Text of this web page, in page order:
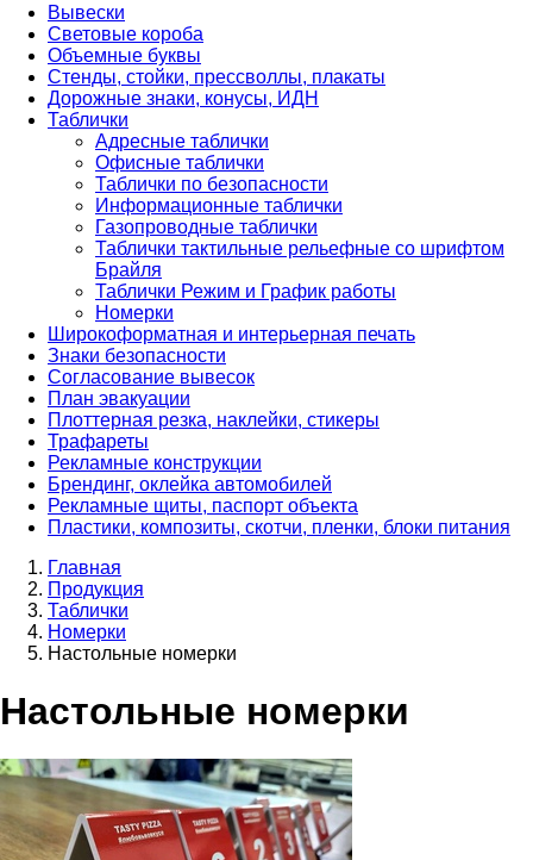
Вывески
Световые короба
Объемные буквы
Стенды, стойки, прессволлы, плакаты
Дорожные знаки, конусы, ИДН
Таблички
Адресные таблички
Офисные таблички
Таблички по безопасности
Информационные таблички
Газопроводные таблички
Таблички тактильные рельефные со шрифтом
Брайля
Таблички Режим и График работы
Номерки
Широкоформатная и интерьерная печать
Знаки безопасности
Согласование вывесок
План эвакуации
Плоттерная резка, наклейки, стикеры
Трафареты
Рекламные конструкции
Брендинг, оклейка автомобилей
Рекламные щиты, паспорт объекта
Пластики, композиты, скотчи, пленки, блоки питания
Главная
Продукция
Таблички
Номерки
Настольные номерки
Настольные номерки